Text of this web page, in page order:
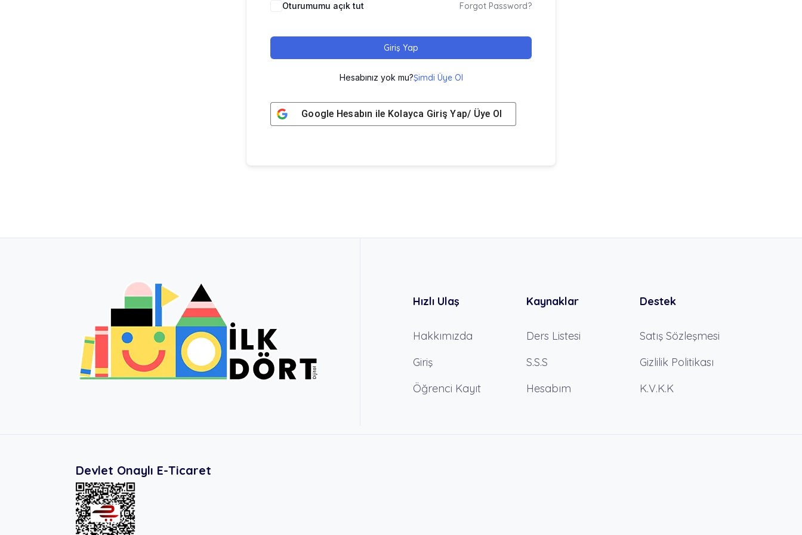
Oturumumu açık tut Forgot Password?
Giriş Yap
Hesabınız yok mu?Şimdi Üye Ol
Google Hesabın ile Kolayca Giriş Yap/ Üye Ol
Hızlı Ulaş
Hakkımızda
Giriş
Öğrenci Kayıt
Kaynaklar
Ders Listesi
S.S.S
Hesabım
Destek
Satış Sözleşmesi
Gizlilik Politikası
K.V.K.K
Devlet Onaylı E-Ticaret